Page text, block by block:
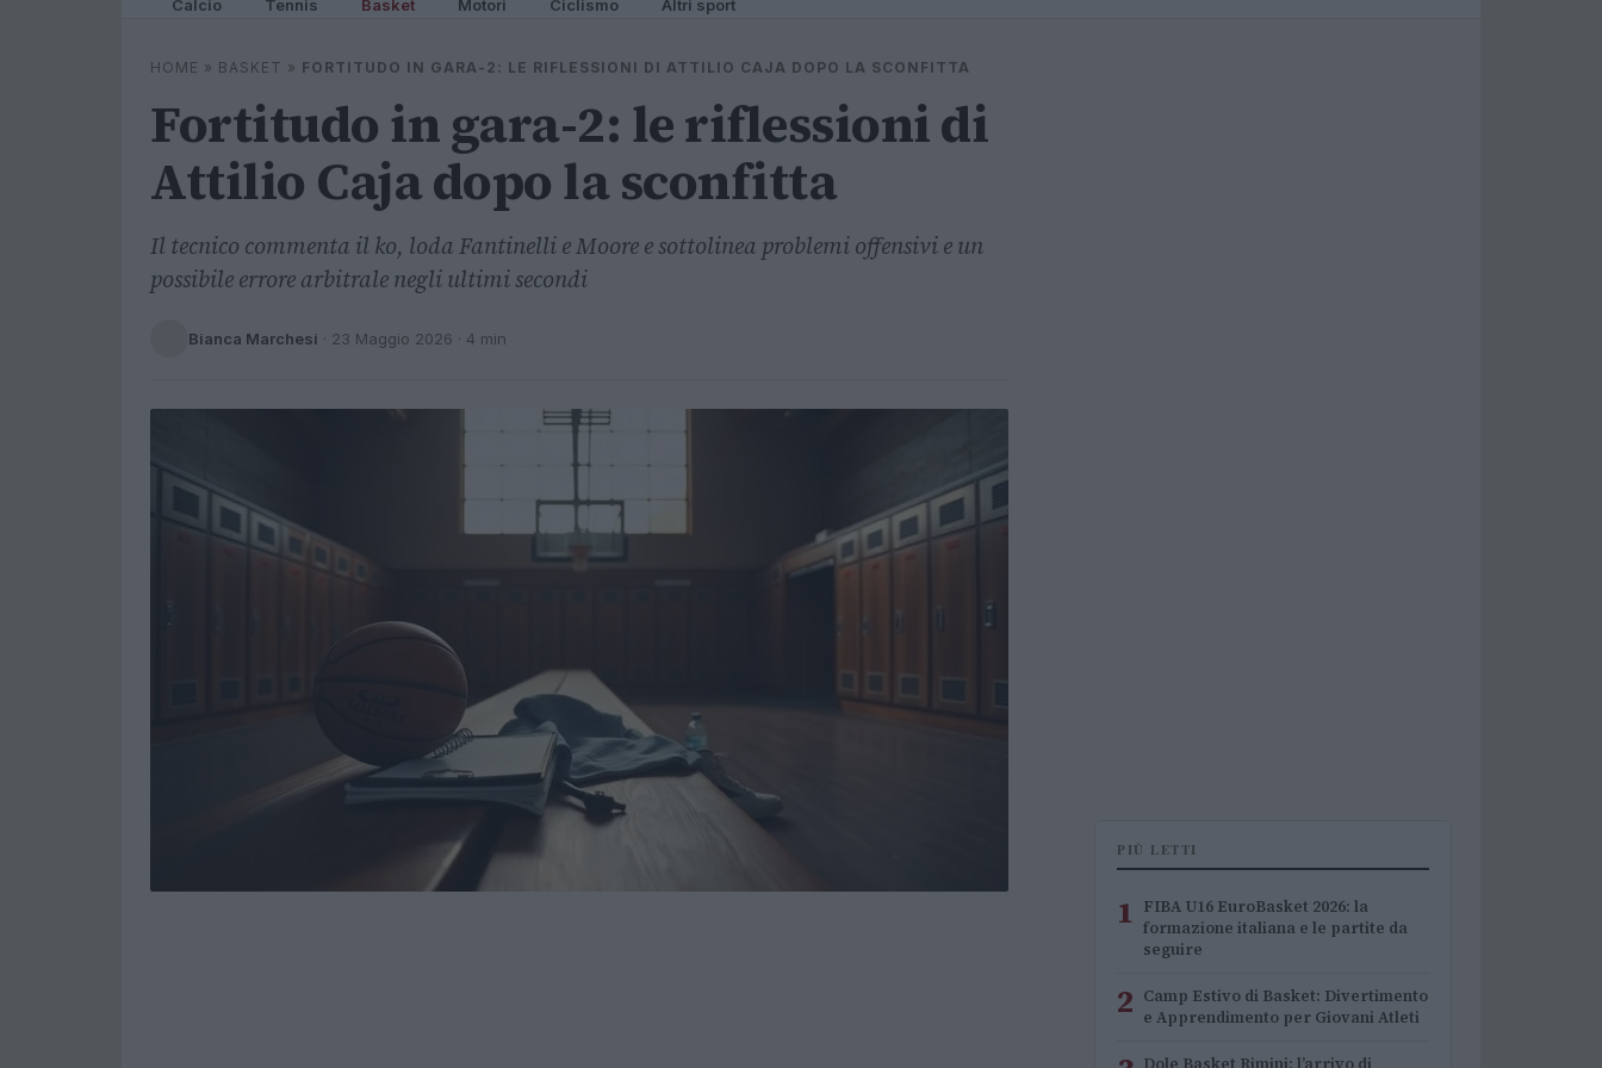
Calcio Tennis Basket Motori Ciclismo Altri sport
HOME » BASKET » FORTITUDO IN GARA-2: LE RIFLESSIONI DI ATTILIO CAJA DOPO LA SCONFITTA
Fortitudo in gara-2: le riflessioni di
Attilio Caja dopo la sconfitta
Il tecnico commenta il ko, loda Fantinelli e Moore e sottolinea problemi offensivi e un
possibile errore arbitrale negli ultimi secondi
Bianca Marchesi · 23 Maggio 2026 · 4 min
PIÙ LETTI
1 FIBA U16 EuroBasket 2026: la
formazione italiana e le partite da
seguire
2 Camp Estivo di Basket: Divertimento
e Apprendimento per Giovani Atleti
Dole Basket Rimini: l’arrivo di